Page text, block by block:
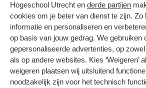
Hogeschool Utrecht en derde partijen
cookies om je beter van dienst te zijn. Zo
informatie en personaliseren en
op basis van jouw gedrag. We gebruiken
gepersonaliseerde advertenties, op
als op andere websites. Kies ‘Weigeren’
weigeren plaatsen wij uitsluitend
noodzakelijk zijn voor het technisch
Contact
Master
Post-master
Studiekeuze deeltijd
HU Bibliotheek
HU Ontwikkelt
Duurzame HU
Intranet
Trajectum
Hier komt alles
Colofon
Privacy